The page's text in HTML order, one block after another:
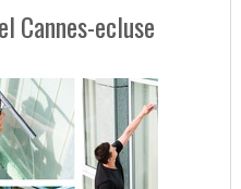
Cannes-ecluse